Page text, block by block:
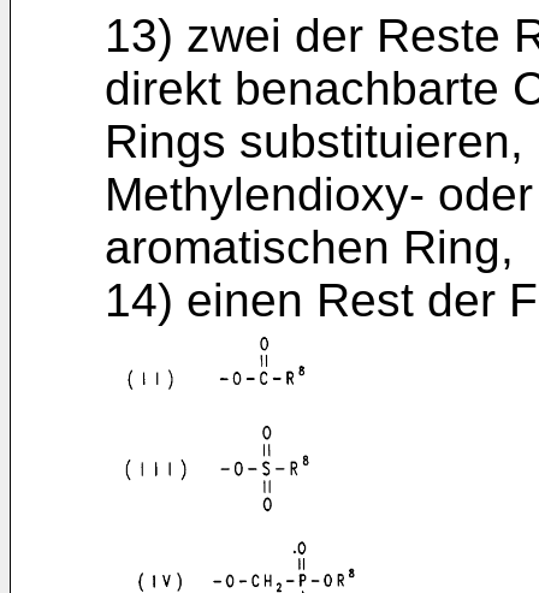
13) zwei der Reste
direkt benachbarte
Rings
Methylendioxy-
aromatischen Ring,
14) einen Rest der